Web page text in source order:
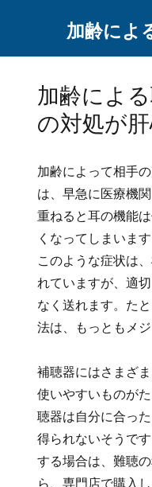
加齢によ
加齢によ
の対処が肝
加齢によって相手
は、早急に医療機
重ねると耳の機能
くなってしまいま
このような症状は
れていますが、適
なく送れます。た
法は、もっともメ
補聴器にはさまざ
使いやすいものが
聴器は自分に合っ
得られないそうで
する場合は、難聴
ら、専門店で購入